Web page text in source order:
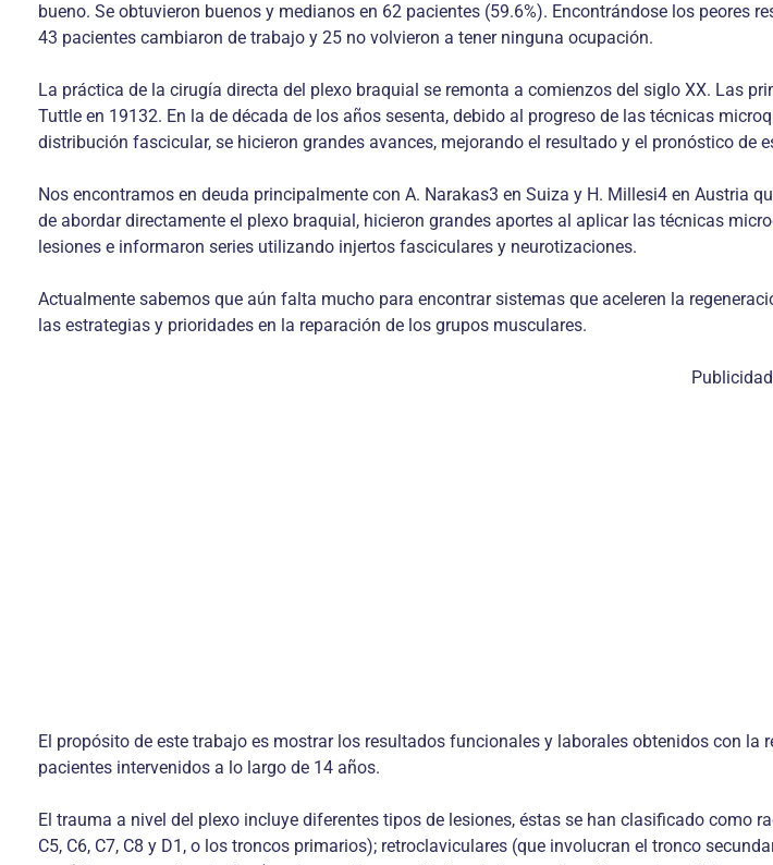
bueno. Se obtuvieron buenos y medianos en 62 pacientes (59.6%). Encontrándose los peores
43 pacientes cambiaron de trabajo y 25 no volvieron a tener ninguna ocupación.
La práctica de la cirugía directa del plexo braquial se remonta a comienzos del siglo XX. Las
Tuttle en 19132. En la de década de los años sesenta, debido al progreso de las técnicas
distribución fascicular, se hicieron grandes avances, mejorando el resultado y el pronóstico de
Nos encontramos en deuda principalmente con A. Narakas3 en Suiza y H. Millesi4 en Austria
de abordar directamente el plexo braquial, hicieron grandes aportes al aplicar las técnicas
lesiones e informaron series utilizando injertos fasciculares y neurotizaciones.
Actualmente sabemos que aún falta mucho para encontrar sistemas que aceleren la
las estrategias y prioridades en la reparación de los grupos musculares.
Publicidad
El propósito de este trabajo es mostrar los resultados funcionales y laborales obtenidos con
pacientes intervenidos a lo largo de 14 años.
El trauma a nivel del plexo incluye diferentes tipos de lesiones, éstas se han clasificado como
C5, C6, C7, C8 y D1, o los troncos primarios); retroclaviculares (que involucran el tronco